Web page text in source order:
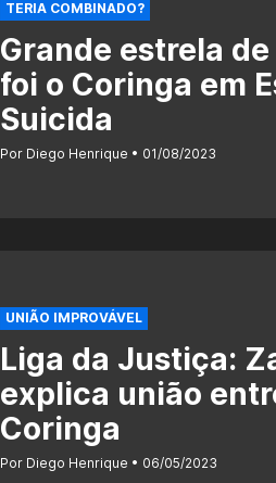
TERIA COMBINADO?
Grande estrela
foi o Coringa em
Suicida
Por Diego Henrique 01/08/2023
UNIÃO IMPROVÁVEL
Liga da Justiça:
explica união
Coringa
Por Diego Henrique 06/05/2023